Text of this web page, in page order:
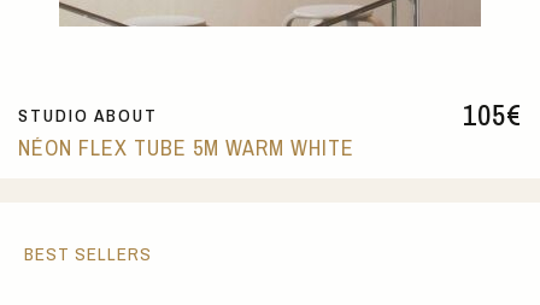
105€
STUDIO ABOUT
NÉON FLEX TUBE 5M WARM WHITE
BEST SELLERS